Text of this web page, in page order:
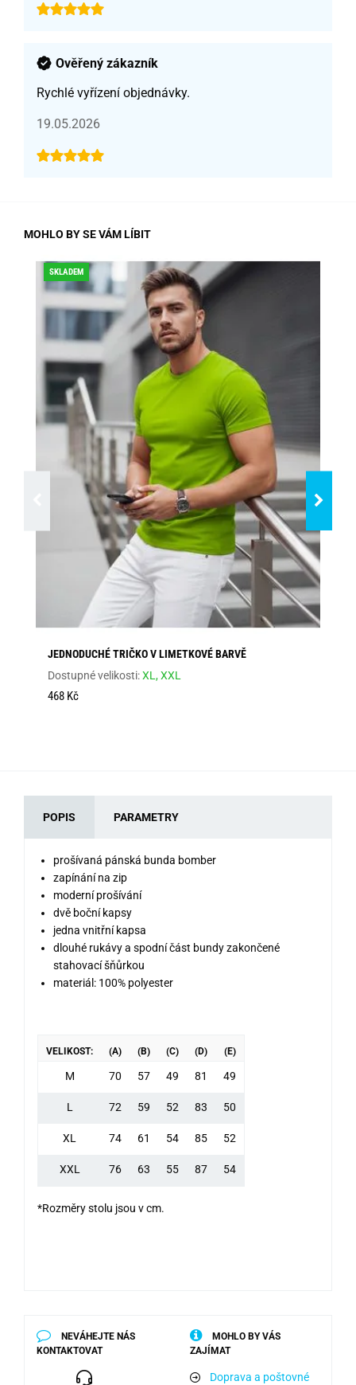
Ověřený zákazník
Rychlé vyřízení objednávky.
19.05.2026
MOHLO BY SE VÁM LÍBIT
SKLADEM
JEDNODUCHÉ TRIČKO V LIMETKOVÉ BARVĚ
Dostupné velikosti:XL,XXL
468 Kč
POPIS PARAMETRY
prošívaná pánská bunda bomber
zapínání na zip
moderní prošívání
dvě boční kapsy
jedna vnitřní kapsa
dlouhé rukávy a spodní část bundy zakončené
stahovací šňůrkou
materiál: 100% polyester
VELIKOST: (A) (B) (C) (D) (E)
M 70 57 49 81 49
L 72 59 52 83 50
XL 74 61 54 85 52
XXL 76 63 55 87 54
*Rozměry stolu jsou v cm.
NEVÁHEJTE NÁS
KONTAKTOVAT
MOHLO BY VÁS
ZAJÍMAT
Doprava a poštovné